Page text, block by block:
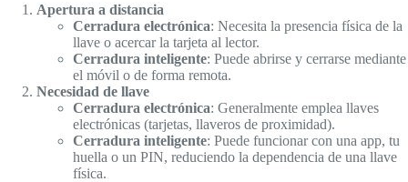
Apertura a distancia
Cerradura electrónica: Necesita la presencia física de la
llave o acercar la tarjeta al lector.
Cerradura inteligente: Puede abrirse y cerrarse mediante
el móvil o de forma remota.
Necesidad de llave
Cerradura electrónica: Generalmente emplea llaves
electrónicas (tarjetas, llaveros de proximidad).
Cerradura inteligente: Puede funcionar con una app, tu
huella o un PIN, reduciendo la dependencia de una llave
física.